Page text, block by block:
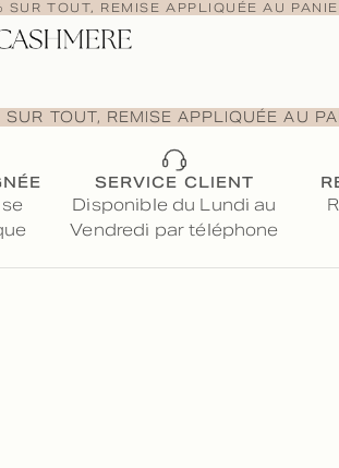
TOUT, REMISE APPLIQUÉE AU
TOUT, REMISE APPLIQUÉE AU
SERVICE CLIENT
Disponible du Lundi au
Vendredi par téléphone